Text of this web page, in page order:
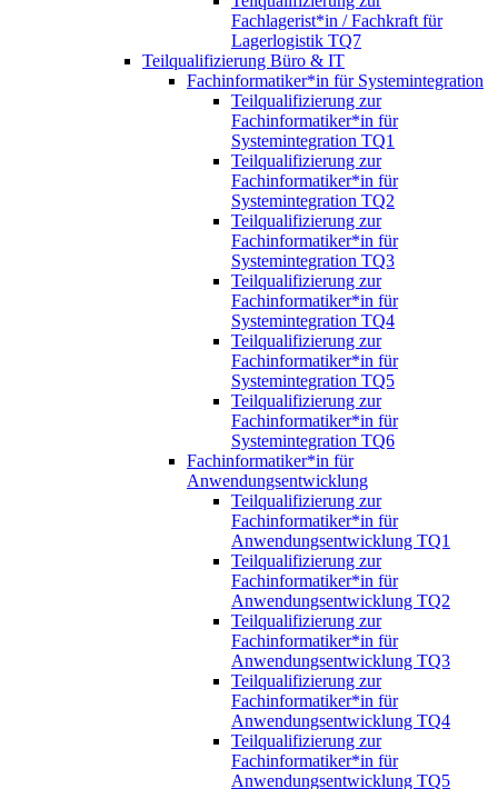
Fachlagerist*in / Fachkraft für
Lagerlogistik TQ7
Teilqualifizierung Büro & IT
Fachinformatiker*in für Systemintegration
Teilqualifizierung zur
Fachinformatiker*in für
Systemintegration TQ1
Teilqualifizierung zur
Fachinformatiker*in für
Systemintegration TQ2
Teilqualifizierung zur
Fachinformatiker*in für
Systemintegration TQ3
Teilqualifizierung zur
Fachinformatiker*in für
Systemintegration TQ4
Teilqualifizierung zur
Fachinformatiker*in für
Systemintegration TQ5
Teilqualifizierung zur
Fachinformatiker*in für
Systemintegration TQ6
Fachinformatiker*in für
Anwendungsentwicklung
Teilqualifizierung zur
Fachinformatiker*in für
Anwendungsentwicklung TQ1
Teilqualifizierung zur
Fachinformatiker*in für
Anwendungsentwicklung TQ2
Teilqualifizierung zur
Fachinformatiker*in für
Anwendungsentwicklung TQ3
Teilqualifizierung zur
Fachinformatiker*in für
Anwendungsentwicklung TQ4
Teilqualifizierung zur
Fachinformatiker*in für
Anwendungsentwicklung TQ5